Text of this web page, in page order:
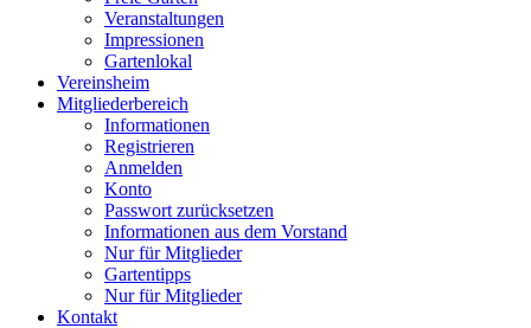
Veranstaltungen
Impressionen
Gartenlokal
Vereinsheim
Mitgliederbereich
Informationen
Registrieren
Anmelden
Konto
Passwort zurücksetzen
Informationen aus dem Vorstand
Nur für Mitglieder
Gartentipps
Nur für Mitglieder
Kontakt